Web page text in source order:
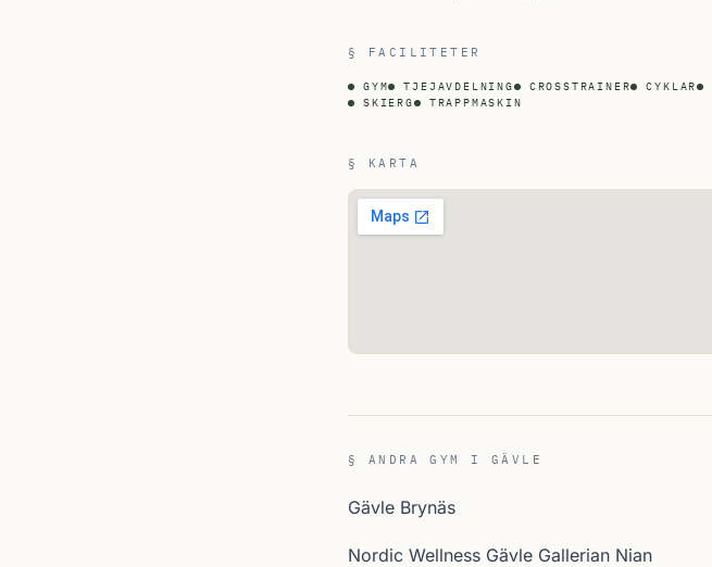
§ FACILITETER
GYM TJEJAVDELNING CROSSTRAINER CYKLAR
SKIERG
TRAPPMASKIN
§ KARTA
§ ANDRA GYM I GÄVLE
Gävle Brynäs
Nordic Wellness Gävle Gallerian Nian